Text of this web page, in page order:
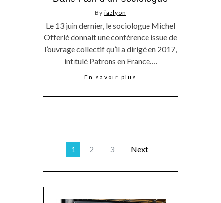
By iaelyon
Le 13 juin dernier, le sociologue Michel
Offerlé donnait une conférence issue de
l’ouvrage collectif qu’il a dirigé en 2017,
intitulé Patrons en France….
En savoir plus
1 2 3 Next